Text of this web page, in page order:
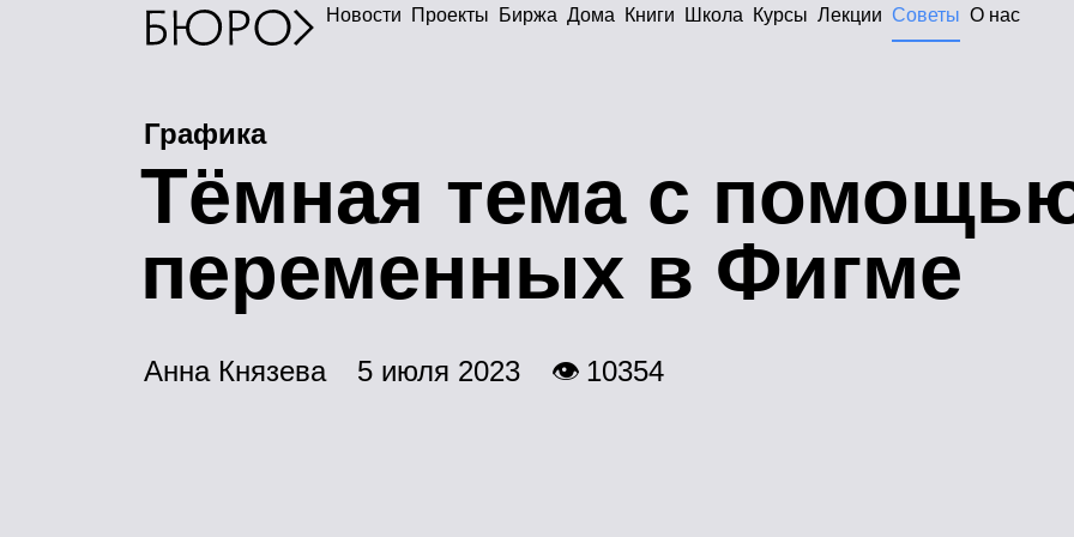
Новости Проекты Биржа Дома Книги Школа Курсы Лекции Советы О нас
Графика
Тёмная тема с
переменных в Фигме
Анна Князева 5 июля 2023 👁 10354